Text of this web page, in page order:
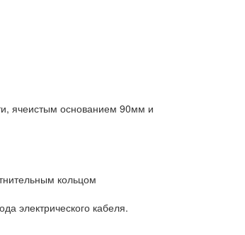
ячеистым основанием 90мм и
кольцом
электрического кабеля.